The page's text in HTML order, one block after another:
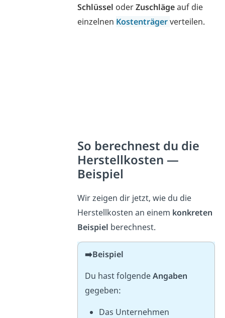
Schlüssel oderZuschlägeauf die
einzelnen Kostenträgerverteilen.
So berechnest du die
Herstellkosten —
Beispiel
Wir zeigen dir jetzt, wie du die
Herstellkosten an einem konkreten
Beispiel berechnest.
➡️Beispiel
Du hast folgendeAngaben
gegeben:
Das Unternehmen